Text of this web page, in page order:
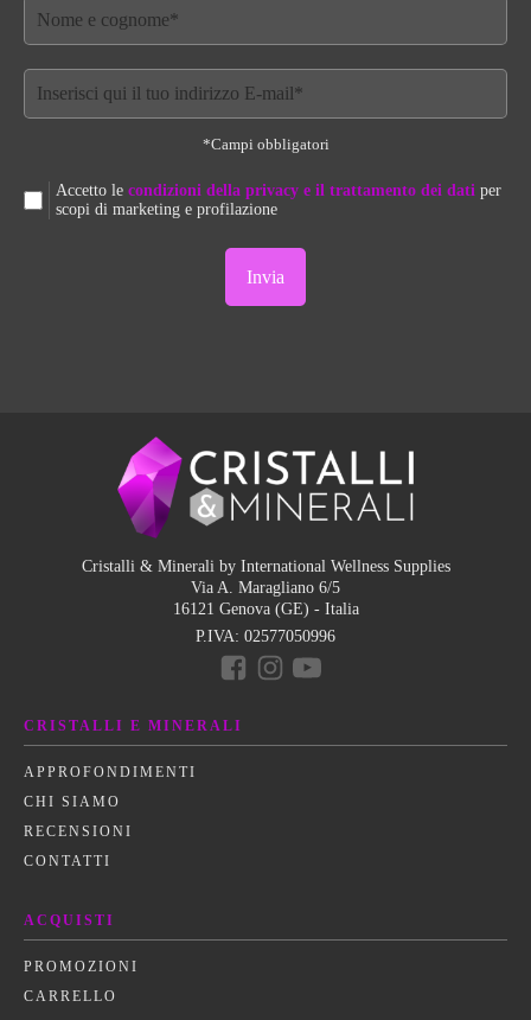
*Campi obbligatori
Accetto le condizioni della privacy e il trattamento dei dati per
scopi di marketing e profilazione
Cristalli & Minerali by International Wellness Supplies
Via A. Maragliano 6/5
16121 Genova (GE) - Italia
P.IVA: 02577050996
CRISTALLI E MINERALI
APPROFONDIMENTI
CHI SIAMO
RECENSIONI
CONTATTI
ACQUISTI
PROMOZIONI
CARRELLO